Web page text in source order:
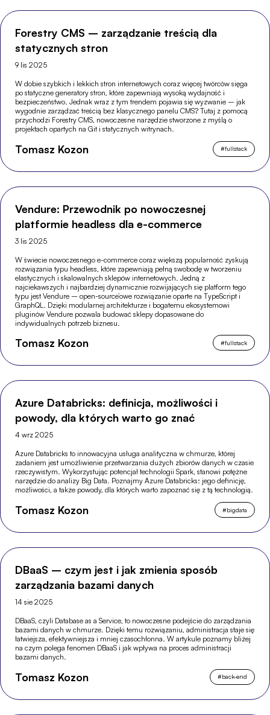
Forestry CMS – zarządzanie treścią dla
statycznych stron
9 lis 2025
W dobie szybkich i lekkich stron internetowych coraz więcej twórców sięga
po statyczne generatory stron, które zapewniają wysoką wydajność i
bezpieczeństwo. Jednak wraz z tym trendem pojawia się wyzwanie – jak
wygodnie zarządzać treścią bez klasycznego panelu CMS? Tutaj z pomocą
przychodzi Forestry CMS, nowoczesne narzędzie stworzone z myślą o
projektach opartych na Git i statycznych witrynach.
Tomasz Kozon #fullstack
Vendure: Przewodnik po nowoczesnej
platformie headless dla e-commerce
3 lis 2025
W świecie nowoczesnego e-commerce coraz większą popularność zyskują
rozwiązania typu headless, które zapewniają pełną swobodę w tworzeniu
elastycznych i skalowalnych sklepów internetowych. Jedną z
najciekawszych i najbardziej dynamicznie rozwijających się platform tego
typu jest Vendure – open-source’owe rozwiązanie oparte na TypeScript i
GraphQL. Dzięki modularnej architekturze i bogatemu ekosystemowi
pluginów Vendure pozwala budować sklepy dopasowane do
indywidualnych potrzeb biznesu.
Tomasz Kozon #fullstack
Azure Databricks: definicja, możliwości i
powody, dla których warto go znać
4 wrz 2025
Azure Databricks to innowacyjna usługa analityczna w chmurze, której
zadaniem jest umożliwienie przetwarzania dużych zbiorów danych w czasie
rzeczywistym. Wykorzystując potencjał technologii Spark, stanowi potężne
narzędzie do analizy Big Data. Poznajmy Azure Databricks: jego definicję,
możliwości, a także powody, dla których warto zapoznać się z tą technologią.
Tomasz Kozon #bigdata
DBaaS – czym jest i jak zmienia sposób
zarządzania bazami danych
14 sie 2025
DBaaS, czyli Database as a Service, to nowoczesne podejście do zarządzania
bazami danych w chmurze. Dzięki temu rozwiązaniu, administracja staje się
łatwiejsza, efektywniejsza i mniej czasochłonna. W artykule poznamy bliżej
na czym polega fenomen DBaaS i jak wpływa na proces administracji
bazami danych.
Tomasz Kozon #back-end